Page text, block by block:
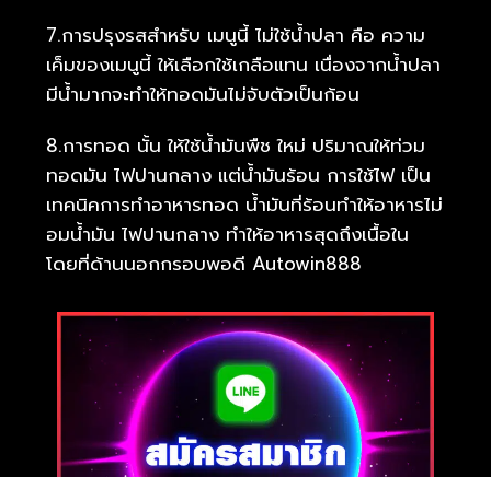
7.การปรุงรสสำหรับ เมนูนี้ ไม่ใช้น้ำปลา คือ ความ
เค็มของเมนูนี้ ให้เลือกใช้เกลือแทน เนื่องจากน้ำปลา
มีน้ำมากจะทำให้ทอดมันไม่จับตัวเป็นก้อน
8.การทอด นั้น ให้ใช้น้ำมันพืช ใหม่ ปริมาณให้ท่วม
ทอดมัน ไฟปานกลาง แต่น้ำมันร้อน การใช้ไฟ เป็น
เทคนิคการทำอาหารทอด น้ำมันที่ร้อนทำให้อาหารไม่
อมน้ำมัน ไฟปานกลาง ทำให้อาหารสุดถึงเนื้อใน
โดยที่ด้านนอกกรอบพอดี Autowin888